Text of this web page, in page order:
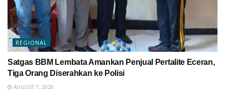
REGIONAL
Satgas BBM Lembata Amankan Penjual Pertalite Eceran,
Tiga Orang Diserahkan ke Polisi
AUGUST 7, 2026